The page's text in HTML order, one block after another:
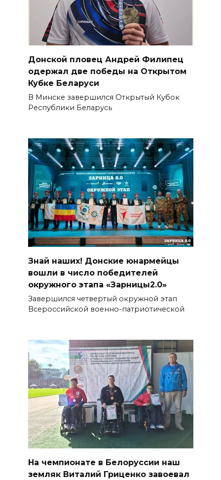
Донской пловец Андрей Филипец
одержал две победы на Открытом
Кубке Беларуси
В Минске завершился Открытый Кубок
Республики Беларусь
Знай наших! Донские юнармейцы
вошли в число победителей
окружного этапа «Зарницы2.0»
Завершился четвертый окружной этап
Всероссийской военно-патриотической
На чемпионате в Белоруссии наш
земляк Виталий Гриценко завоевал